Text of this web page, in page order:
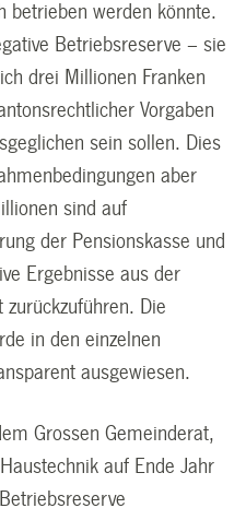
betrieben werden könnte.
Betriebsreserve – sie
drei Millionen Franken
Vorgaben
sein sollen. Dies
aber
sind auf
der Pensionskasse und
Ergebnisse aus der
Die
in den einzelnen
ausgewiesen.
Grossen Gemeinderat,
auf Ende Jahr